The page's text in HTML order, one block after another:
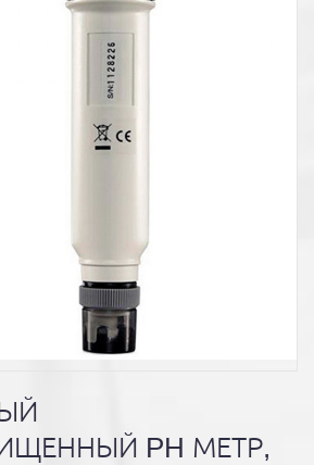
PH МЕТР,